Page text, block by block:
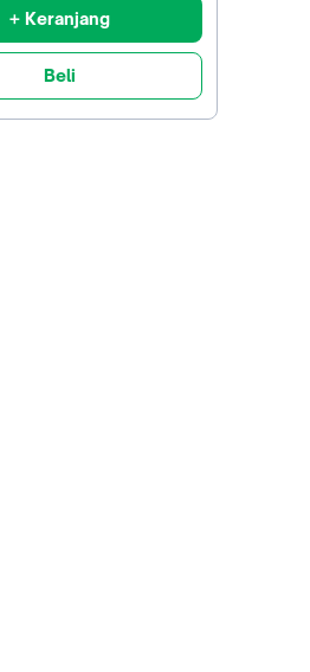
+ Keranjang
Beli